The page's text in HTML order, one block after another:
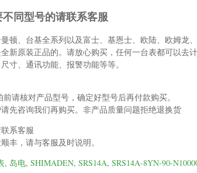
同型号的请联系客服
顿、台基全系列以及富士、基恩士、欧陆、欧姆龙
新原装正品的。请放心购买，任何一台表都可以去计
寸、通讯功能、报警功能等等。
请核对产品型号，确定好型号后再付款购买。
先咨询我们再购买。非产品质量问题拒绝退换货
系客服
丰，请与客服及时说明。
, 岛电, SHIMADEN, SRS14A, SRS14A-8YN-90-